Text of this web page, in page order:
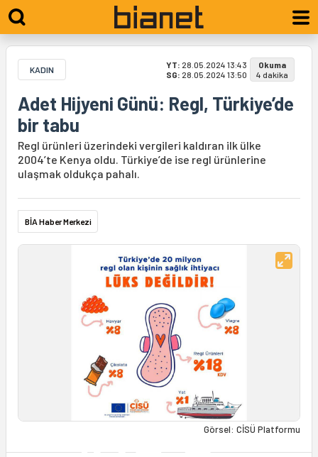
KADIN YT: 28.05.2024 13:43
SG: 28.05.2024 13:50
Okuma
4 dakika
Adet Hijyeni Günü: Regl, Türkiye’de
bir tabu
Regl ürünleri üzerindeki vergileri kaldıran ilk ülke
2004’te Kenya oldu. Türkiye’de ise regl ürünlerine
ulaşmak oldukça pahalı.
BİA Haber Merkezi
Görsel: CİSÜ Platformu